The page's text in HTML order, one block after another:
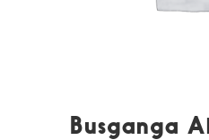
Busganga